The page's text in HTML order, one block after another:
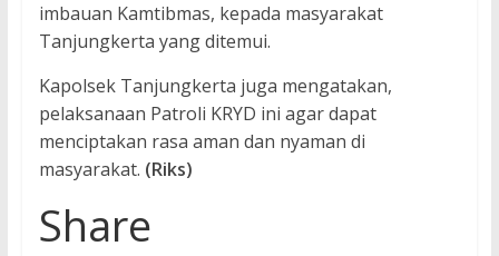
imbauan Kamtibmas, kepada masyarakat
Tanjungkerta yang ditemui.
Kapolsek Tanjungkerta juga mengatakan,
pelaksanaan Patroli KRYD ini agar dapat
menciptakan rasa aman dan nyaman di
masyarakat. (Riks)
Share